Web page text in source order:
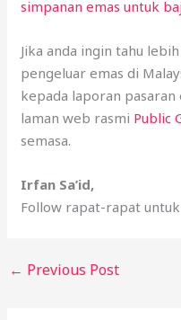
simpanan emas untuk
Jika anda ingin tahu
pengeluar emas di
kepada laporan
laman web rasmi Public
semasa.
Irfan Sa’id,
Follow rapat-rapat
← Previous Post